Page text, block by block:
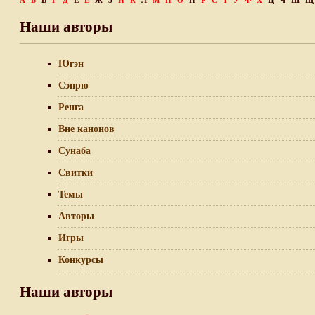
Наши авторы
Югэн
Сэнрю
Ренга
Вне канонов
Сунаба
Свитки
Темы
Авторы
Игры
Конкурсы
Наши авторы